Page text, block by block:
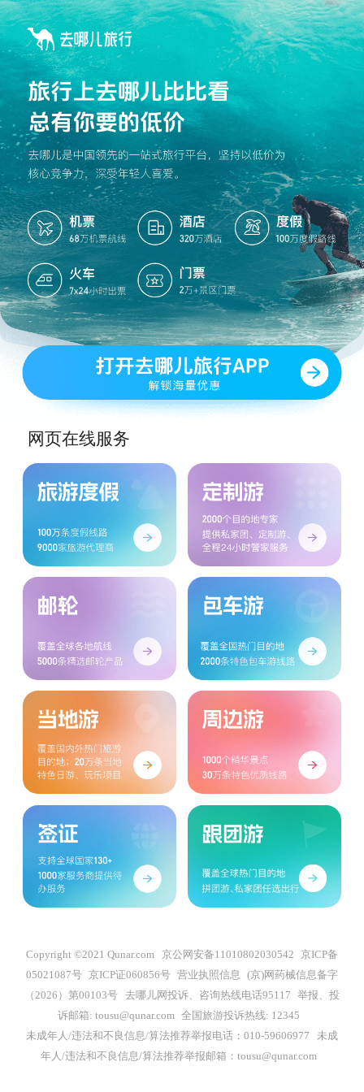
网页在线服务
Copyright ©2021 Qunar.com 京公网安备11010802030542
京ICP备
05021087号 京ICP证060856号 营业执照信息
(京)网药械信息备字
（2026）第00103号
去哪儿网投诉、咨询热线电话95117
举报、投
诉邮箱: tousu@qunar.com 全国旅游投诉热线: 12345
未成年人/违法和不良信息/算法推荐举报电话：010-59606977
未成
年人/违法和不良信息/算法推荐举报邮箱：tousu@qunar.com